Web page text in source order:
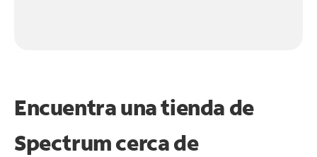
Encuentra una tienda de
Spectrumcerca de